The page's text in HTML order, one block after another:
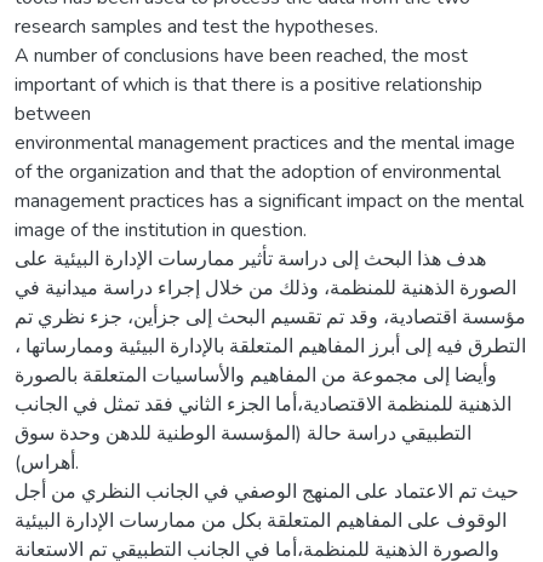
research samples and test the hypotheses.
A number of conclusions have been reached, the most
important of which is that there is a positive relationship
between
environmental management practices and the mental image
of the organization and that the adoption of environmental
management practices has a significant impact on the mental
image of the institution in question.
هدف هذا البحث إلى دراسة تأثير ممارسات الإدارة البيئية على
الصورة الذهنية للمنظمة، وذلك من خلال إجراء دراسة ميدانية في
مؤسسة اقتصادية، وقد تم تقسيم البحث إلى جزأين، جزء نظري تم
التطرق فيه إلى أبرز المفاهيم المتعلقة بالإدارة البيئية وممارساتها ،
وأيضا إلى مجموعة من المفاهيم والأساسيات المتعلقة بالصورة
الذهنية للمنظمة الاقتصادية،أما الجزء الثاني فقد تمثل في الجانب
التطبيقي دراسة حالة (المؤسسة الوطنية للدهن وحدة سوق
أهراس).
حيث تم الاعتماد على المنهج الوصفي في الجانب النظري من أجل
الوقوف على المفاهيم المتعلقة بكل من ممارسات الإدارة البيئية
والصورة الذهنية للمنظمة،أما في الجانب التطبيقي تم الاستعانة